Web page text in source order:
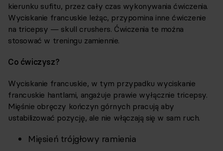
kierunku sufitu, przez cały czas wykonywania ćwiczenia.
Wyciskanie francuskie leżąc, przypomina inne ćwiczenie
na tricepsy — skull crushers. Ćwiczenia te można
stosować w treningu zamiennie.
Co ćwiczysz?
Wyciskanie francuskie, w tym przypadku wyciskanie
francuskie hantlami, angażuje prawie wyłącznie tricepsy.
Mięśnie obręczy kończyn górnych pracują aby
ustabilizować pozycję, ale nie włączają się w sam ruch.
Mięsień trójgłowy ramienia